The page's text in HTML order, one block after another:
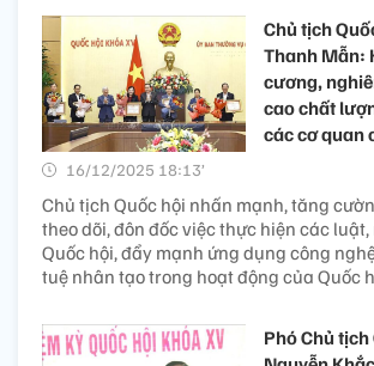
Chủ tịch
Thanh Mẫn:
cương,
cao chất
các cơ quan
16/12/2025 18:13’
Chủ tịch Quốc hội nhấn mạnh, tăng
theo dõi, đôn đốc việc thực hiện các
Quốc hội, đẩy mạnh ứng dụng công
tuệ nhân tạo trong hoạt động của Quốc
Phó Chủ